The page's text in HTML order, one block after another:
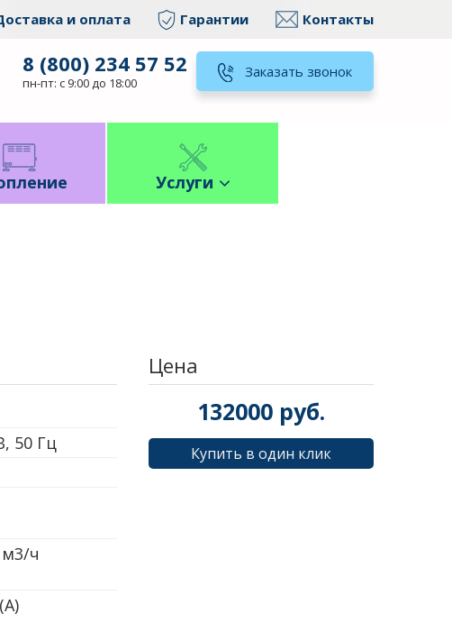
и оплата Гарантии Контакты
8 (800) 234 57 52
пн-пт: с 9:00 до 18:00
Заказать звонок
Услуги
50 Гц
м3/ч
Цена
132000 руб.
Купить в один клик